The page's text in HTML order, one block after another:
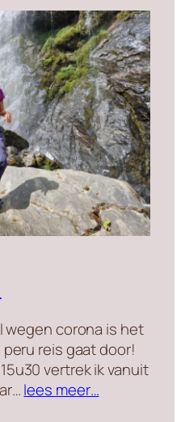
wegen corona is het
reis gaat door!
vertrek ik vanuit
lees meer…